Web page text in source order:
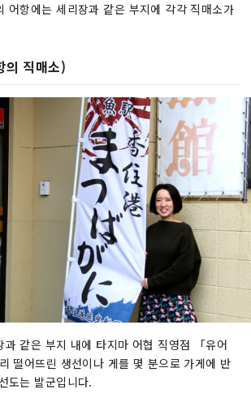
어항에는 세리장과 같은 부지에 각각 직매소가
직매소)
과 같은 부지 내에 타지마 어협 직영점 「유어
떨어뜨린 생선이나 게를 몇 분으로 가게에 반
도는 발군입니다.